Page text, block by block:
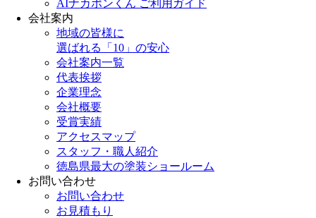
AIナカポンくん ご利用ガイド
会社案内
地域の皆様に
選ばれる「10」の安心
会社案内一覧
代表挨拶
企業理念
会社概要
受賞実績
アクセスマップ
スタッフ・職人紹介
徳島県最大の塗装ショールーム
お問い合わせ
お問い合わせ
お見積もり